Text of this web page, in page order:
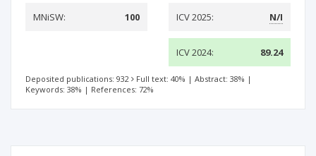
MNiSW:
100 ICV 2025: N/I
ICV 2024: 89.24
Deposited publications: 932 Full text: 40% | Abstract: 38% |
Keywords: 38% | References: 72%